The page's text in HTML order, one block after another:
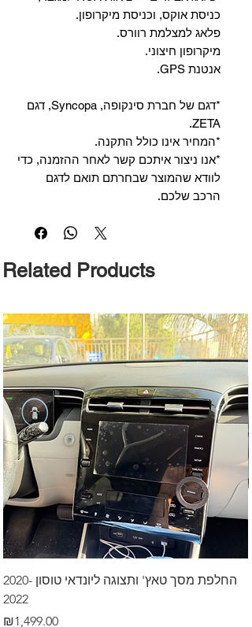
כניסת אוקס, וכניסת מיקרופון.
פלאג למצלמת רוורס.
מיקרופון חיצוני.
אנטנת GPS.
*דגם של חברת סינקופה, Syncopa, דגם
ZETA.
*המחיר אינו כולל התקנה.
*אנו ניצור איתכם קשר לאחר ההזמנה, כדי
לוודא שהמוצר שבחרתם תואם לדגם
הרכב שלכם.
Related Products
החלפת מסך טאץ' ותצוגה ליונדאי טוסון 2020-
2022
Price
₪1,499.00